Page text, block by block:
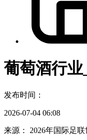
葡萄酒行
发布时间：
2026-07-04 06:08
来源： 2026年国际足